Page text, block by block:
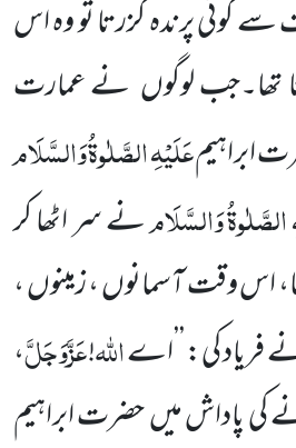
کوئی پرندہ گزرتا تو وہ اس
لوگوں نے عمارت
عَلَیْہِالصَّلٰوۃُوَالسَّلَام
الصَّلٰوۃُوَالسَّلَامنے سر اٹھا کر
اس وقت آسمانوں ، زمینوں ،
فریاد کی: ’’اےاللہ!عَزَّوَجَلَّ،
کی پاداش میںحضرت ابراہیم